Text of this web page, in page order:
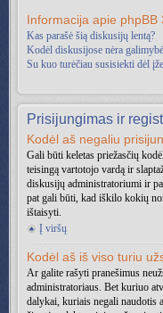
Informacija apie phpBB
Kas parašė šią diskusijų lentą?
Kodėl diskusijose nėra
Su kuo turėčiau susisiekti dėl
Prisijungimas ir
Kodėl aš negaliu
Gali būti keletas priežasčių
teisingą vartotojo vardą ir
diskusijų administratoriumi ir
pat gali būti, kad iškilo kokių
ištaisyti.
Į viršų
Kodėl aš iš viso turiu
Ar galite rašyti pranešimus
administratoriaus. Bet kuriuo
dalykai, kuriais negali naudotis